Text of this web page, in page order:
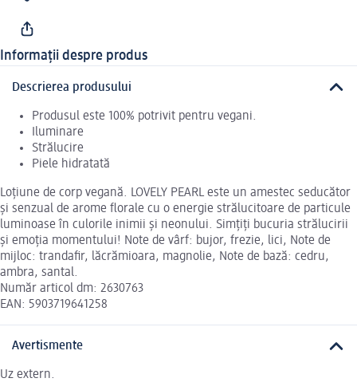
Informații despre produs
Descrierea produsului
Produsul este 100% potrivit pentru vegani.
Iluminare
Strălucire
Piele hidratată
Loțiune de corp vegană. LOVELY PEARL este un amestec seducător
și senzual de arome florale cu o energie strălucitoare de particule
luminoase în culorile inimii și neonului. Simțiți bucuria strălucirii
și emoția momentului! Note de vârf: bujor, frezie, lici, Note de
mijloc: trandafir, lăcrămioara, magnolie, Note de bază: cedru,
ambra, santal.
Număr articol dm: 2630763
EAN: 5903719641258
Avertismente
Uz extern.